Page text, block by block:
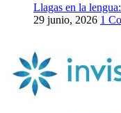
Llagas en la
29 junio, 2026 1